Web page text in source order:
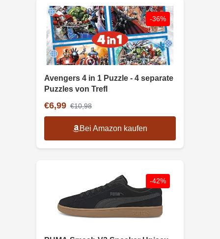
-36%
Avengers 4 in 1 Puzzle - 4 separate
Puzzles von Trefl
€6,99 €10,98
Bei Amazon kaufen
-42%